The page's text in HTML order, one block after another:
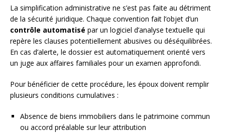
La simplification administrative ne s’est pas faite au détriment
de la sécurité juridique. Chaque convention fait l’objet d’un
contrôle automatisé par un logiciel d’analyse textuelle qui
repère les clauses potentiellement abusives ou déséquilibrées.
En cas d’alerte, le dossier est automatiquement orienté vers
un juge aux affaires familiales pour un examen approfondi.
Pour bénéficier de cette procédure, les époux doivent remplir
plusieurs conditions cumulatives :
Absence de biens immobiliers dans le patrimoine commun
ou accord préalable sur leur attribution